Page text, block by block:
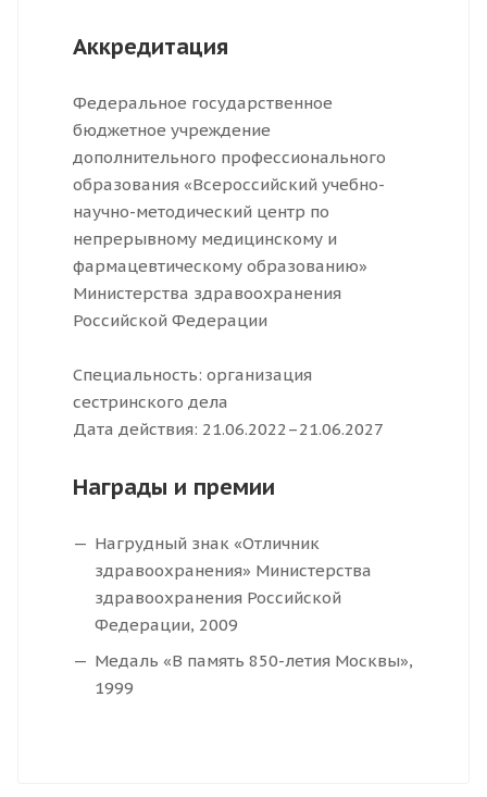
Аккредитация
Федеральное государственное
бюджетное учреждение
дополнительного профессионального
образования «Всероссийский учебно-
научно-методический центр по
непрерывному медицинскому и
фармацевтическому образованию»
Министерства здравоохранения
Российской Федерации
Специальность: организация
сестринского дела
Дата действия: 21.06.2022–21.06.2027
Награды и премии
Нагрудный знак «Отличник
здравоохранения» Министерства
здравоохранения Российской
Федерации, 2009
Медаль «В память 850-летия Москвы»,
1999